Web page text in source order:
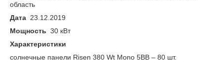
область
Дата 23.12.2019
Мощность 30 кВт
Характеристики
cолнечные панели Risen 380 Wt Mono 5BB – 80 шт.